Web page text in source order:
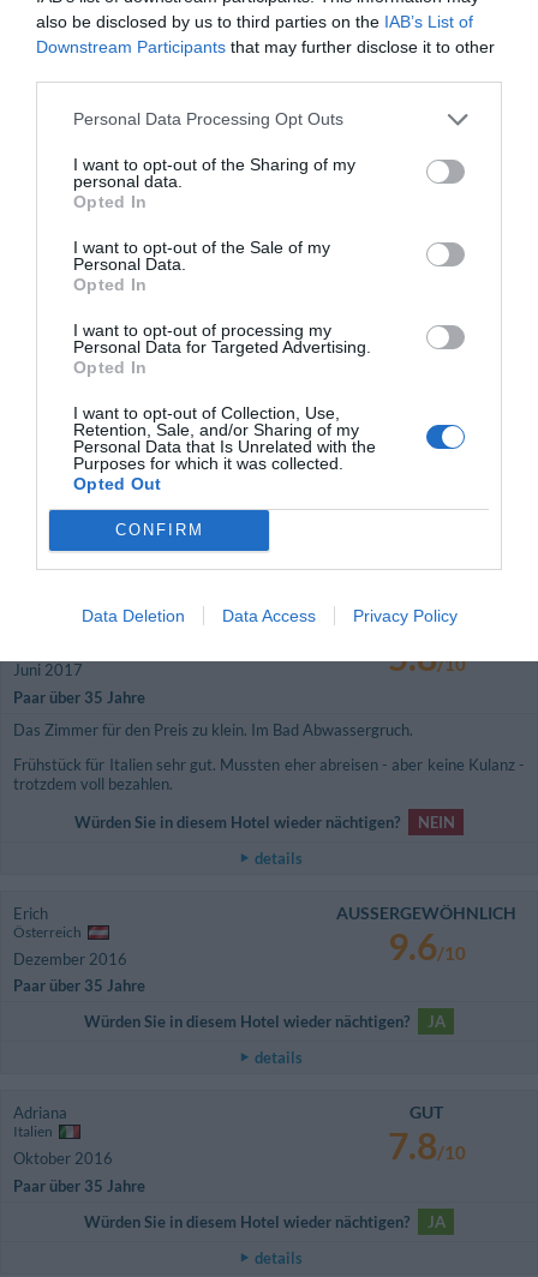
also be disclosed by us to third parties on the IAB’s List of
Downstream Participants that may further disclose it to other
Personal Data Processing Opt Outs
I want to opt-out of the Sharing of my
personal data.
Opted In
I want to opt-out of the Sale of my
Personal Data.
Opted In
I want to opt-out of processing my
Personal Data for Targeted Advertising.
Opted In
I want to opt-out of Collection, Use,
Retention, Sale, and/or Sharing of my
Personal Data that Is Unrelated with the
Purposes for which it was collected.
Opted Out
CONFIRM
Data Deletion Data Access Privacy Policy
Giuseppe
Italien
SEHR GUT
8.4
Würden Sie in diesem Hotel wieder nächtigen?
details
August 2017
Familie mit älteren Kindern
/10
Würden Sie in diesem Hotel wieder nächtigen?
JA
August 2017
Paar unter 35 Jahren
FABELHAFT
8.7
Würden Sie in diesem Hotel wieder nächtigen?
details
Juni 2017
Paar über 35 Jahre
OKAY
5.8/10
Das Zimmer für den Preis zu klein. Im Bad Abwassergruch.
Frühstück für Italien sehr gut. Mussten eher abreisen - aber keine Kulanz -
trotzdem voll bezahlen.
Würden Sie in diesem Hotel wieder nächtigen?
NEIN
details
Erich
Österreich
Dezember 2016
Paar über 35 Jahre
AUSSERGEWÖHNLICH
9.6/10
Würden Sie in diesem Hotel wieder nächtigen?
JA
details
Adriana
Italien
Oktober 2016
Paar über 35 Jahre
GUT
7.8/10
Würden Sie in diesem Hotel wieder nächtigen?
JA
details